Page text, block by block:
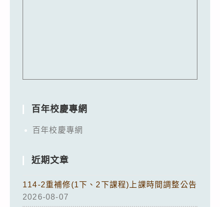
百年校慶專網
百年校慶專網
近期文章
114-2重補修(1下、2下課程)上課時間調整公告
2026-08-07